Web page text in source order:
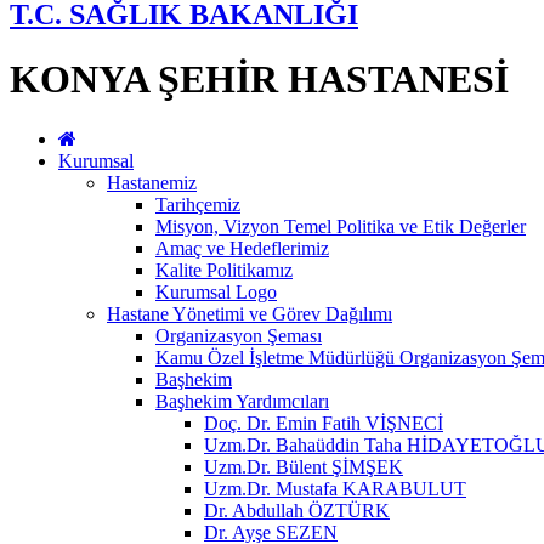
T.C. SAĞLIK BAKANLIĞI
KONYA ŞEHİR HASTANESİ
Kurumsal
Hastanemiz
Tarihçemiz
Misyon, Vizyon Temel Politika ve Etik Değerler
Amaç ve Hedeflerimiz
Kalite Politikamız
Kurumsal Logo
Hastane Yönetimi ve Görev Dağılımı
Organizasyon Şeması
Kamu Özel İşletme Müdürlüğü Organizasyon
Başhekim
Başhekim Yardımcıları
Doç. Dr. Emin Fatih VİŞNECİ
Uzm.Dr. Bahaüddin Taha
Uzm.Dr. Bülent ŞİMŞEK
Uzm.Dr. Mustafa KARABULUT
Dr. Abdullah ÖZTÜRK
Dr. Ayşe SEZEN